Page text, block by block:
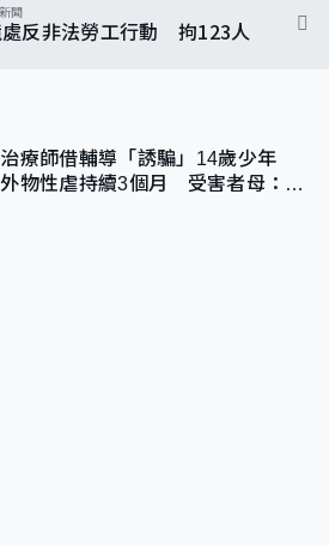
聞
反非法勞工行動 拘123人
療師借輔導「誘騙」14歲少年
物性虐持續3個月 受害者母：要